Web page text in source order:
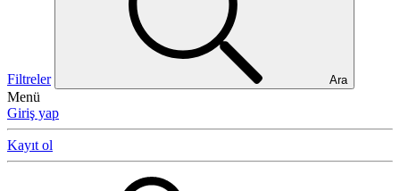
Filtreler Ara
Menü
Giriş yap
Kayıt ol